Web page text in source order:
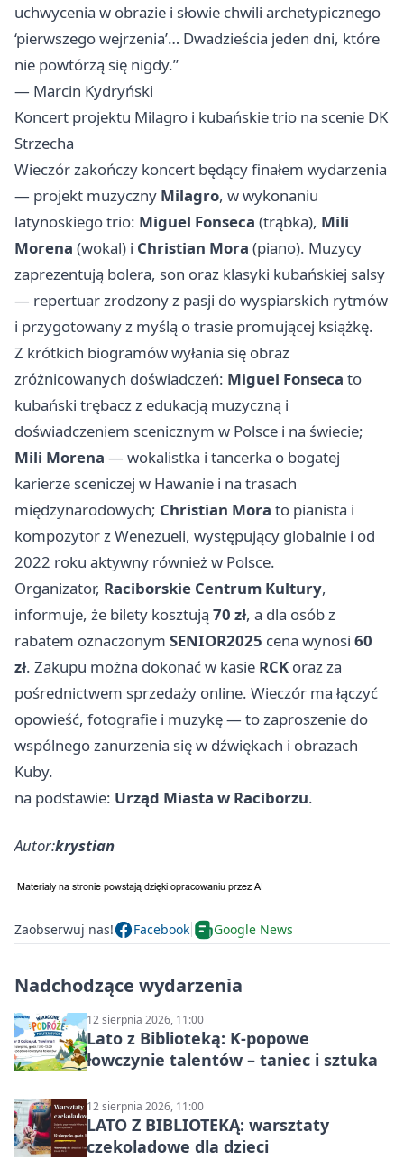
uchwycenia w obrazie i słowie chwili archetypicznego
‘pierwszego wejrzenia’… Dwadzieścia jeden dni, które
nie powtórzą się nigdy.”
— Marcin Kydryński
Koncert projektu Milagro i kubańskie trio na scenie DK
Strzecha
Wieczór zakończy koncert będący finałem wydarzenia
— projekt muzyczny Milagro, w wykonaniu
latynoskiego trio: Miguel Fonseca (trąbka), Mili
Morena (wokal) i Christian Mora (piano). Muzycy
zaprezentują bolera, son oraz klasyki kubańskiej salsy
— repertuar zrodzony z pasji do wyspiarskich rytmów
i przygotowany z myślą o trasie promującej książkę.
Z krótkich biogramów wyłania się obraz
zróżnicowanych doświadczeń: Miguel Fonseca to
kubański trębacz z edukacją muzyczną i
doświadczeniem scenicznym w Polsce i na świecie;
Mili Morena — wokalistka i tancerka o bogatej
karierze sceniczej w Hawanie i na trasach
międzynarodowych; Christian Mora to pianista i
kompozytor z Wenezueli, występujący globalnie i od
2022 roku aktywny również w Polsce.
Organizator, Raciborskie Centrum Kultury,
informuje, że bilety kosztują 70 zł, a dla osób z
rabatem oznaczonym SENIOR2025 cena wynosi 60
zł. Zakupu można dokonać w kasie RCK oraz za
pośrednictwem sprzedaży online. Wieczór ma łączyć
opowieść, fotografie i muzykę — to zaproszenie do
wspólnego zanurzenia się w dźwiękach i obrazach
Kuby.
na podstawie: Urząd Miasta w Raciborzu.
Autor:krystian
Zaobserwuj nas! Facebook Google News
Nadchodzące wydarzenia
12 sierpnia 2026, 11:00
Lato z Biblioteką: K-popowe
łowczynie talentów – taniec i sztuka
12 sierpnia 2026, 11:00
LATO Z BIBLIOTEKĄ: warsztaty
czekoladowe dla dzieci